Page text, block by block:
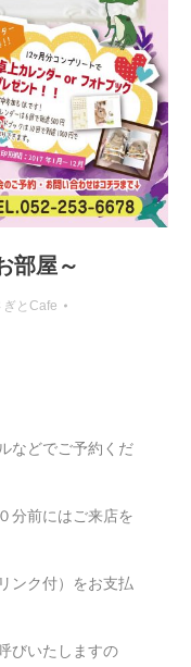
部屋～
ぎとCafe
などでご予約くだ
分前にはご来店を
ンク付）をお支払
びいたしますの